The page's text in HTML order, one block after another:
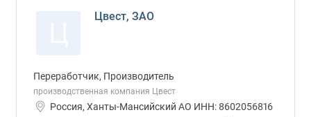
Цвест, ЗАО
Переработчик, Производитель
производственная компания Цвест
Россия, Ханты-Мансийский АО ИНН: 8602056816